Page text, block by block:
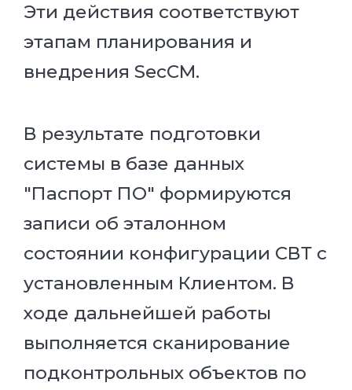
Эти действия соответствуют
этапам планирования и
внедрения SecCM.
В результате подготовки
системы в базе данных
"Паспорт ПО" формируются
записи об эталонном
состоянии конфигурации СВТ с
установленным Клиентом. В
ходе дальнейшей работы
выполняется сканирование
подконтрольных объектов по